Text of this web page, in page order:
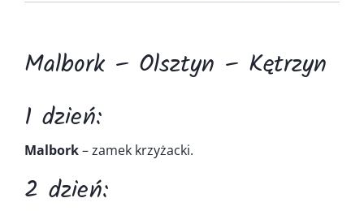
Malbork – Olsztyn – Kętrzyn
1 dzień:
Malbork– zamek krzyżacki.
2 dzień: